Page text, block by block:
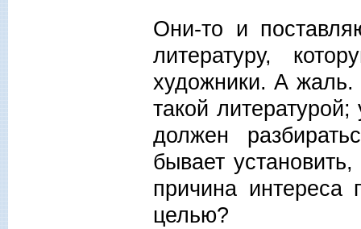
Они-то и
литературу,
художники. А жаль.
такой
должен
бывает
причина интереса
целью?